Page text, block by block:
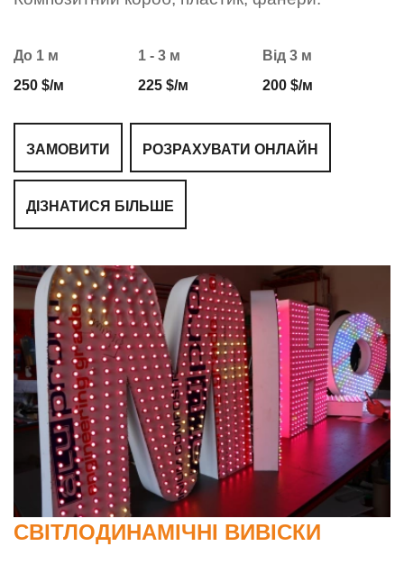
До 1 м
250 $/м
1 - 3 м
225 $/м
Від 3 м
200 $/м
ЗАМОВИТИ РОЗРАХУВАТИ ОНЛАЙН
ДІЗНАТИСЯ БІЛЬШЕ
СВІТЛОДИНАМІЧНІ ВИВІСКИ